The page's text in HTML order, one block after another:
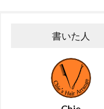
書いた人